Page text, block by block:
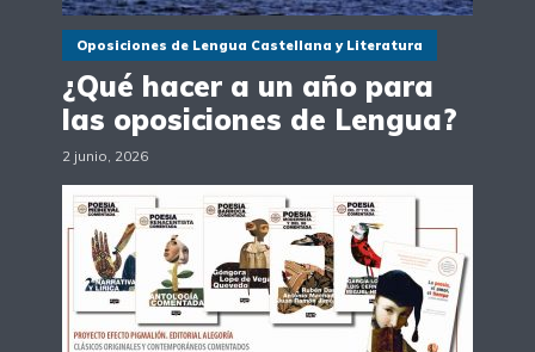
Oposiciones de Lengua Castellana y Literatura
¿Qué hacer a un año para
las oposiciones de Lengua?
2 junio, 2026